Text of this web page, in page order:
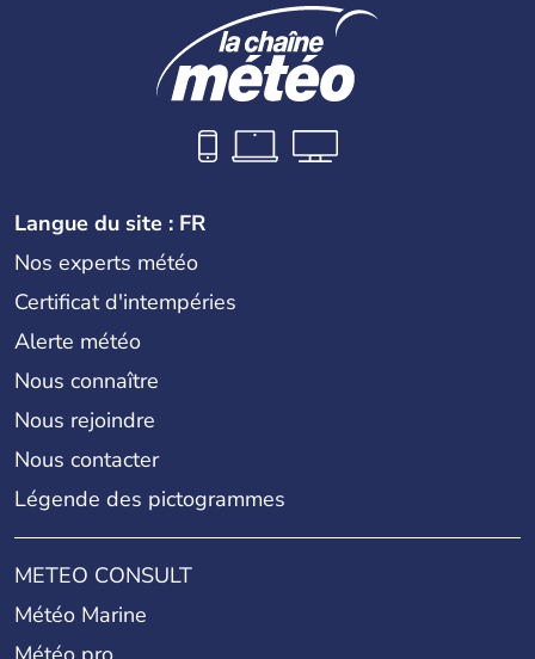
Langue du site : FR
Nos experts météo
Certificat d'intempéries
Alerte météo
Nous connaître
Nous rejoindre
Nous contacter
Légende des pictogrammes
METEO CONSULT
Météo Marine